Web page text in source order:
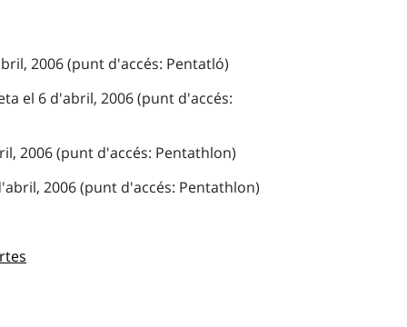
2006 (punt d'accés: Pentatló)
el 6 d'abril, 2006 (punt d'accés:
2006 (punt d'accés: Pentathlon)
2006 (punt d'accés: Pentathlon)